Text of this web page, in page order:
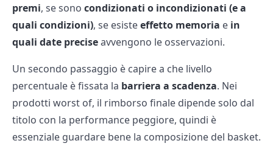
premi, se sono condizionati o incondizionati (e a
quali condizioni), se esisteeffetto memoria e in
quali date preciseavvengono le osservazioni.
Un secondo passaggio è capire a che livello
percentuale è fissata la barriera a scadenza. Nei
prodotti worst of, il rimborso finale dipende solo dal
titolo con la performance peggiore, quindi è
essenziale guardare bene la composizione del basket.